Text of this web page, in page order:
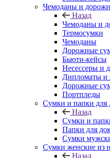
Чемоданы и
Назад
Чемоданы и
Термосумки
Чемоданы
Дорожные
Бьюти-кейсы
Несессеры и
Дипломаты и
Дорожные
Портпледы
Сумки и папки для
Назад
Сумки и
Папки для
Сумки
Сумки женские из
Назад